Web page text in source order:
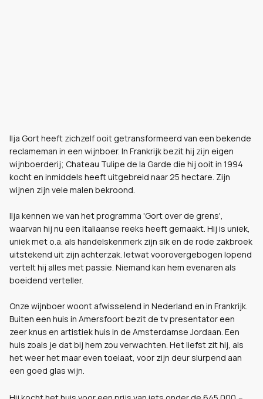
Ilja Gort heeft zichzelf ooit getransformeerd van een bekende
reclameman in een wijnboer. In Frankrijk bezit hij zijn eigen
wijnboerderij; Chateau Tulipe de la Garde die hij ooit in 1994
kocht en inmiddels heeft uitgebreid naar 25 hectare. Zijn
wijnen zijn vele malen bekroond.
Ilja kennen we van het programma 'Gort over de grens',
waarvan hij nu een Italiaanse reeks heeft gemaakt. Hij is uniek,
uniek met o.a. als handelskenmerk zijn sik en de rode zakbroek
uitstekend uit zijn achterzak. Ietwat voorovergebogen lopend
vertelt hij alles met passie. Niemand kan hem evenaren als
boeidend verteller.
Onze wijnboer woont afwisselend in Nederland en in Frankrijk.
Buiten een huis in Amersfoort bezit de tv presentator een
zeer knus en artistiek huis in de Amsterdamse Jordaan. Een
huis zoals je dat bij hem zou verwachten. Het liefst zit hij, als
het weer het maar even toelaat, voor zijn deur slurpend aan
een goed glas wijn.